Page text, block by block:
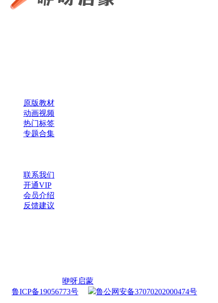
原版教材
动画视频
热门标签
专题合集
联系我们
开通VIP
会员介绍
反馈建议
咿呀启蒙
鲁ICP备19056773号
鲁公网安备37070202000474号